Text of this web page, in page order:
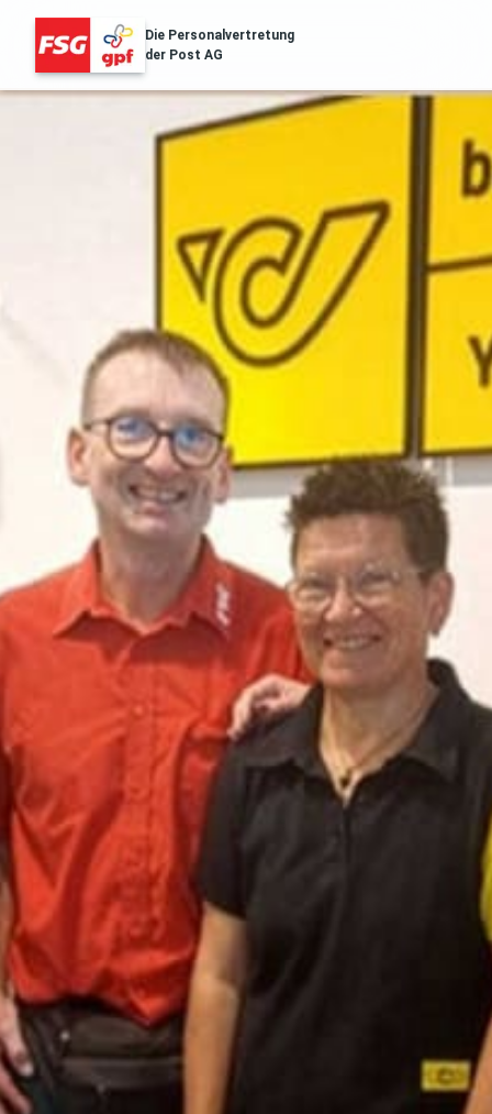
Die Personalvertretung
der Post AG
Services
Aussendungen
Archiv der Aussendungen des ZA
Gehaltstabellen
Die aktuellen Gehaltstabellen
Zentralausschuss Aktuell
Archiv des Magazins des ZA
Ermäßigungen
Ermäßigte Angebote unserer Partner
Anträge & Formulare
Verzeichnis zum Download
Pensionisten
Aktuelles speziell für Pensionisten
Meine Mitgliedschaft
Hast du eine Frage zur Mitgliedschaft?
Online Formular der gpf
Hast du eine Frage an uns?
Newsletter
Bleibe auf dem Laufenden
POST.SOZIAL